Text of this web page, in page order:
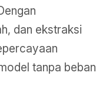
dan ekstraksi
tanpa beban